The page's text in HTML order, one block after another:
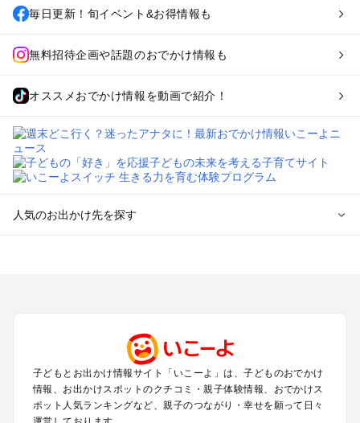
毎日更新！旬イベント&お得情報も
無料招待企画や話題のおでかけ情報も
オススメおでかけ情報を動画で紹介！
人気のお出かけ先を探す
関西のプールおでかけ
中国･四国のプールおでかけ
九州･沖縄のプールおでかけ
子どもとお出かけ情報サイト「いこーよ」は、子どものおでかけ
情報、お出かけスポットのクチコミ・親子体験情報、おでかけス
ポット人気ランキングなど、親子のつながり・幸せを願って日々